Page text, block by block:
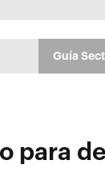
Guía
para